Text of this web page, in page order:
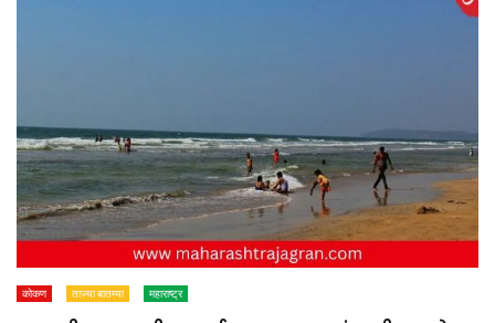
कोकण ताज्या बातम्या महाराष्ट्र